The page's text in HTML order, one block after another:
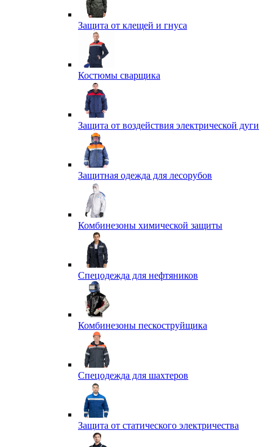
Защита от клещей и гнуса
Костюмы сварщика
Защита от воздействия электрической дуги
Защитная одежда для лесорубов
Комбинезоны химической защиты
Спецодежда для нефтяников
Комбинезоны пескоструйщика
Спецодежда для шахтеров
Защита от статического электричества